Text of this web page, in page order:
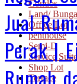
Jual
Perak |
Rumah
Condos
Land/
Office Lot
penthouse
Semi-D
Service Suite
Shop Lot
Terrace